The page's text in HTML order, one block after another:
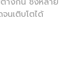
นเติบโตได้